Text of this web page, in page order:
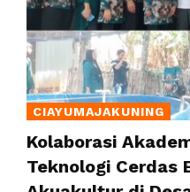
CIAYUMAJAKUNING
Kolaborasi
Teknologi Cerdas